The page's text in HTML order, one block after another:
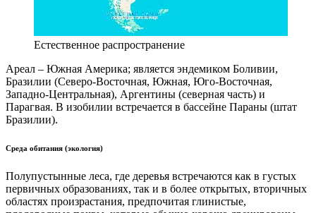
Естественное распространение
Ареал – Южная Америка; является эндемиком Боливии,
Бразилии (Северо-Восточная, Южная, Юго-Восточная,
Западно-Центральная), Аргентины (северная часть) и
Парагвая. В изобилии встречается в бассейне Параны (штат
Бразилии).
Среда обитания (экология)
Полупустынные леса, где деревья встречаются как в густых
первичных образованиях, так и в более открытых, вторичных
областях произрастания, предпочитая глинистые,